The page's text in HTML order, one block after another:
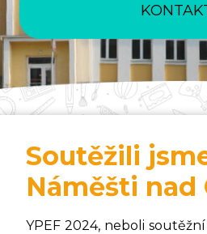
Soutěžili
Náměšti nad
YPEF 2024, neboli